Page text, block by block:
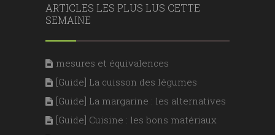
ARTICLES LES PLUS LUS CETTE
SEMAINE
mesures et équivalences
[Guide] La cuisson des légumes
[Guide] La margarine : les alternatives
[Guide] Cuisine : les bons matériaux